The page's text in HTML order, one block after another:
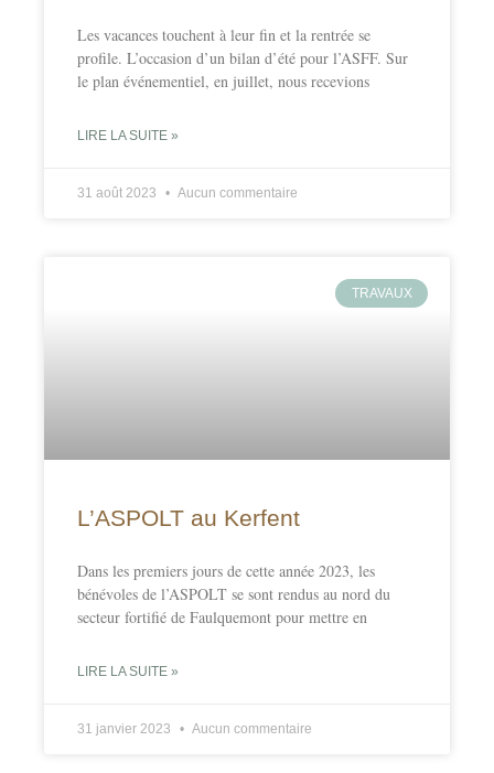
Les vacances touchent à leur fin et la rentrée se
profile. L’occasion d’un bilan d’été pour l’ASFF. Sur
le plan événementiel, en juillet, nous recevions
LIRE LA SUITE »
31 août 2023 Aucun commentaire
TRAVAUX
L’ASPOLT au Kerfent
Dans les premiers jours de cette année 2023, les
bénévoles de l’ASPOLT se sont rendus au nord du
secteur fortifié de Faulquemont pour mettre en
LIRE LA SUITE »
31 janvier 2023 Aucun commentaire